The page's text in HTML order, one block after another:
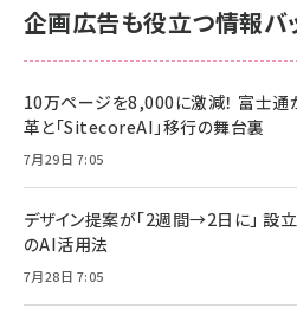
企画広告も役立つ情報バ
10万ページを8,000に激減！ 富士通
革と「SitecoreAI」移行の舞台裏
7月29日 7:05
デザイン提案が「2週間→2日に」 設
のAI活用法
7月28日 7:05